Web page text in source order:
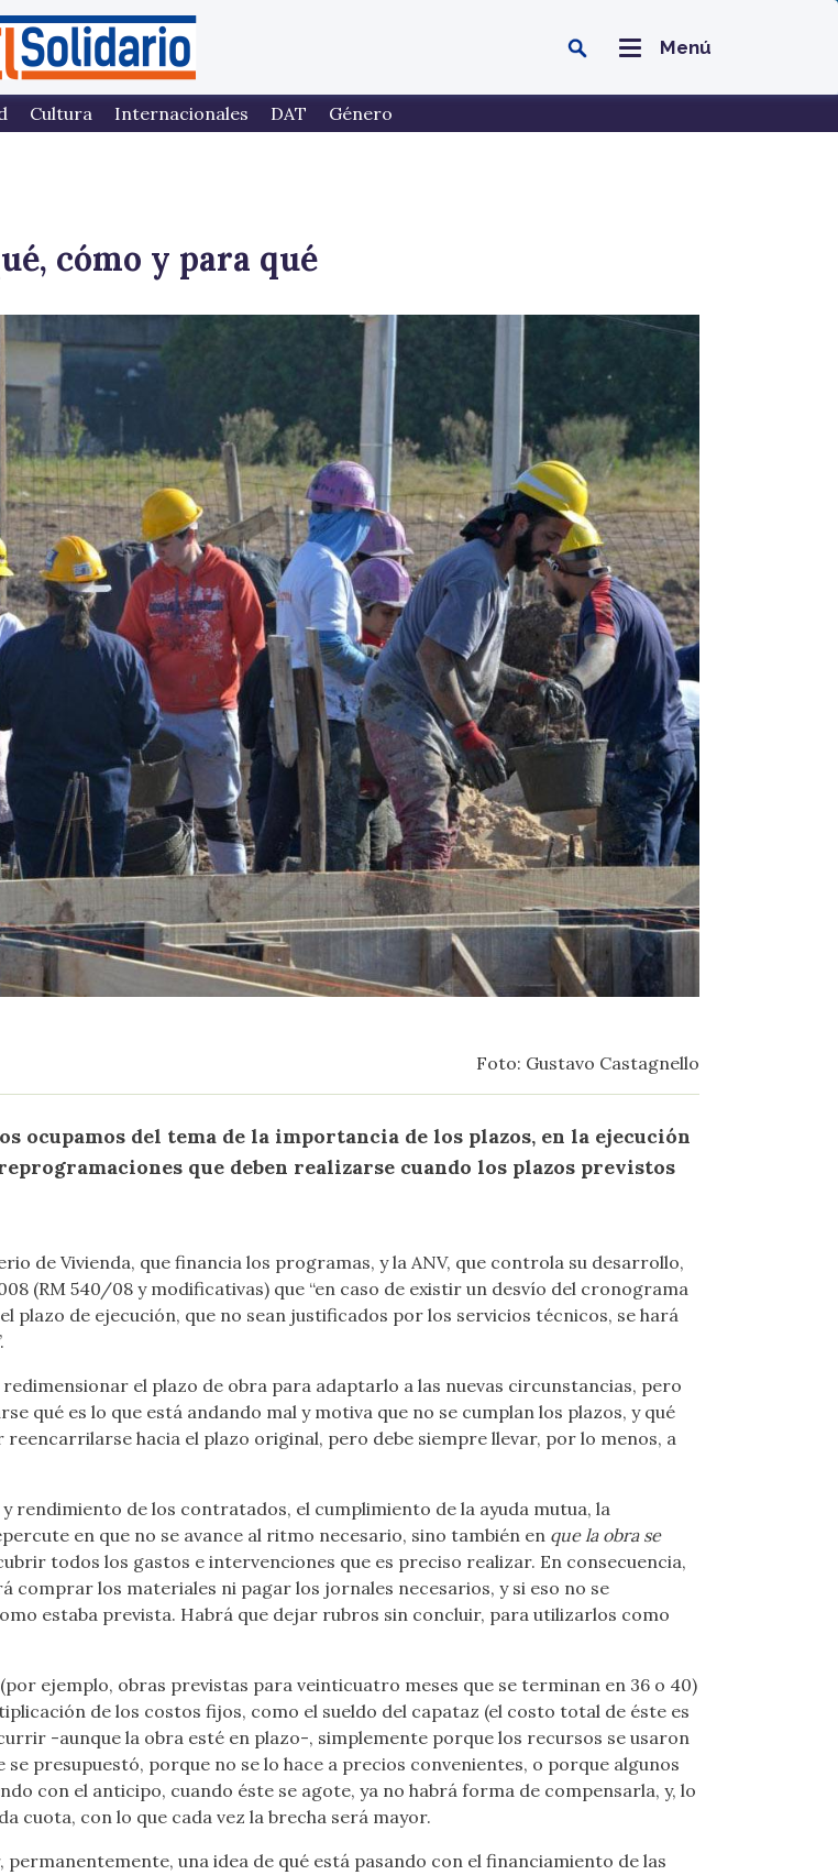
Menú
Cultura Internacionales DAT Género
cómo y para qué
Foto: Gustavo Castagnello
ocupamos del tema de la importancia de los plazos, en la ejecución
que deben realizarse cuando los plazos previstos
de Vivienda, que financia los programas, y la ANV, que controla su desarrollo,
(RM 540/08 y modificativas) que “en caso de existir un desvío del cronograma
plazo de ejecución, que no sean justificados por los servicios técnicos, se hará
el plazo de obra para adaptarlo a las nuevas circunstancias, pero
qué es lo que está andando mal y motiva que no se cumplan los plazos, y qué
hacia el plazo original, pero debe siempre llevar, por lo menos, a
rendimiento de los contratados, el cumplimiento de la ayuda mutua, la
en que no se avance al ritmo necesario, sino también en que la obra se
todos los gastos e intervenciones que es preciso realizar. En consecuencia,
los materiales ni pagar los jornales necesarios, y si eso no se
estaba prevista. Habrá que dejar rubros sin concluir, para utilizarlos como
ejemplo, obras previstas para veinticuatro meses que se terminan en 36 o 40)
de los costos fijos, como el sueldo del capataz (el costo total de éste es
-aunque la obra esté en plazo-, simplemente porque los recursos se usaron
presupuestó, porque no se lo hace a precios convenientes, o porque algunos
con el anticipo, cuando éste se agote, ya no habrá forma de compensarla, y, lo
cuota, con lo que cada vez la brecha será mayor.
una idea de qué está pasando con el financiamiento de las